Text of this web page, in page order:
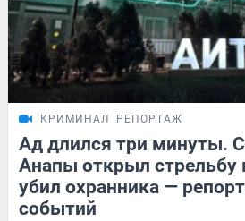
КРИМИНАЛ РЕПОРТАЖ
Ад длился три минуты.
Анапы открыл стрельбу
убил охранника —
событий